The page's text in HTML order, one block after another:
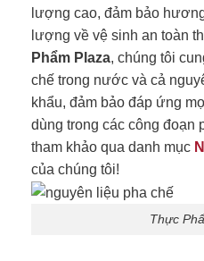
lượng cao, đảm bảo
lượng về vệ sinh an toàn
Phẩm Plaza, chúng tôi
chế trong nước và cả
khẩu, đảm bảo đáp ứng
dùng trong các công đoạn
tham khảo qua danh mục
của chúng tôi!
Thực